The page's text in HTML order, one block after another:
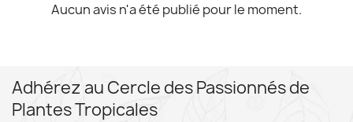
Aucun avis n'a été publié pour le moment.
Adhérez au Cercle des Passionnés de
Plantes Tropicales